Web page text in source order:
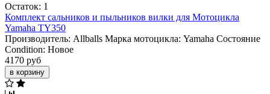
Остаток: 1
Комплект сальников и пыльников вилки для Мотоцикла
Yamaha TY350
Производитель: Allballs Марка мотоцикла: Yamaha Состояние
Condition: Новое
4170 руб
в корзину